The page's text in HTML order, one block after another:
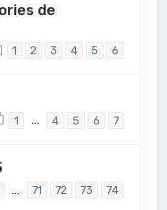
de
1 2 3 4 5 6
1 … 4 5 6 7
… 71 72 73 74